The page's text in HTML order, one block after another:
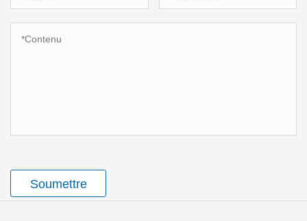
Soumettre